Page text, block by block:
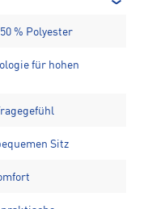
% Polyester
für hohen
Sitz